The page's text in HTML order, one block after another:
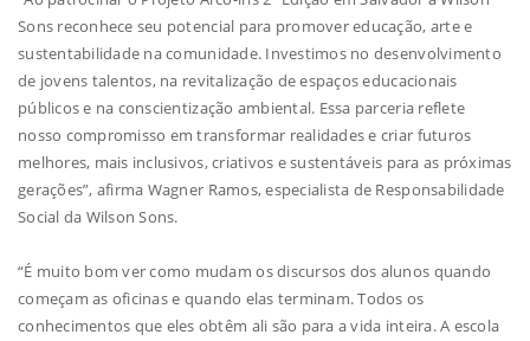
Sons reconhece seu potencial para promover educação, arte e
sustentabilidade na comunidade. Investimos no desenvolvimento
de jovens talentos, na revitalização de espaços educacionais
públicos e na conscientização ambiental. Essa parceria reflete
nosso compromisso em transformar realidades e criar futuros
melhores, mais inclusivos, criativos e sustentáveis para as próximas
gerações”, afirma Wagner Ramos, especialista de Responsabilidade
Social da Wilson Sons.
“É muito bom ver como mudam os discursos dos alunos quando
começam as oficinas e quando elas terminam. Todos os
conhecimentos que eles obtêm ali são para a vida inteira. A escola